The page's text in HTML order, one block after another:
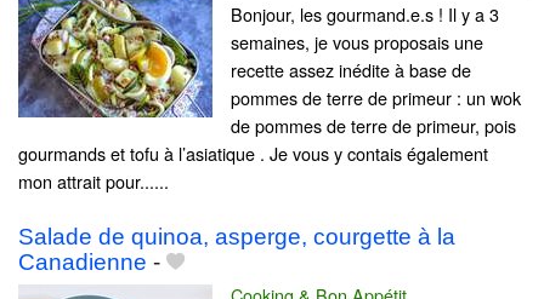
Bonjour, les gourmand.e.s ! Il y a 3
semaines, je vous proposais une
recette assez inédite à base de
pommes de terre de primeur : un wok
de pommes de terre de primeur, pois
gourmands et tofu à l’asiatique . Je vous y contais également
mon attrait pour......
Salade de quinoa, asperge, courgette à la
Canadienne -